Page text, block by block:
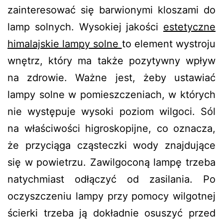
zainteresować się barwionymi kloszami do
lamp solnych. Wysokiej jakości estetyczne
himalajskie lampy solne to element wystroju
wnętrz, który ma także pozytywny wpływ
na zdrowie. Ważne jest, żeby ustawiać
lampy solne w pomieszczeniach, w których
nie występuje wysoki poziom wilgoci. Sól
na właściwości higroskopijne, co oznacza,
że przyciąga cząsteczki wody znajdujące
się w powietrzu. Zawilgoconą lampę trzeba
natychmiast odłączyć od zasilania. Po
oczyszczeniu lampy przy pomocy wilgotnej
ścierki trzeba ją dokładnie osuszyć przed